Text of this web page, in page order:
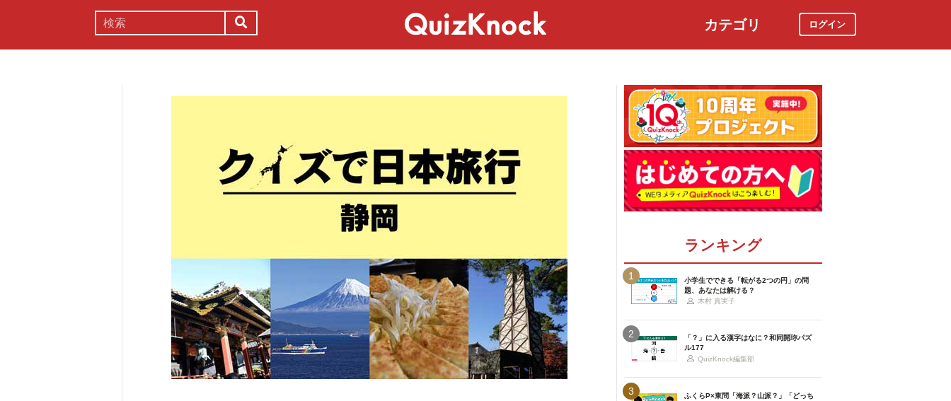
カテゴリ ログイン
ランキング
1
小学生でできる「転がる2つの円」の問
題、あなたは解ける？
木村 真実子
2
「？」に入る漢字はなに？和同開珎パズ
ル177
QuizKnock編集部
3
ふくらP×東問「海派？山派？」「どっち